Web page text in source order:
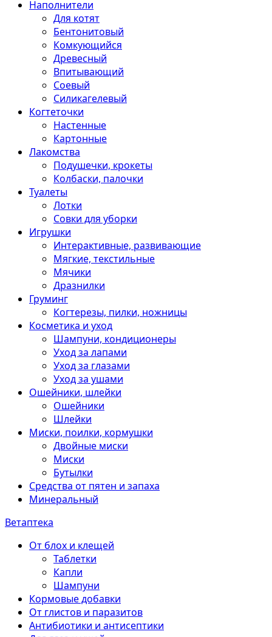
Наполнители
Для котят
Бентонитовый
Комкующийся
Древесный
Впитывающий
Соевый
Силикагелевый
Когтеточки
Настенные
Картонные
Лакомства
Подушечки, крокеты
Колбаски, палочки
Туалеты
Лотки
Совки для уборки
Игрушки
Интерактивные, развивающие
Мягкие, текстильные
Мячики
Дразнилки
Груминг
Когтерезы, пилки, ножницы
Косметика и уход
Шампуни, кондиционеры
Уход за лапами
Уход за глазами
Уход за ушами
Ошейники, шлейки
Ошейники
Шлейки
Миски, поилки, кормушки
Двойные миски
Миски
Бутылки
Средства от пятен и запаха
Минеральный
Ветаптека
От блох и клещей
Таблетки
Капли
Шампуни
Кормовые добавки
От глистов и паразитов
Антибиотики и антисептики